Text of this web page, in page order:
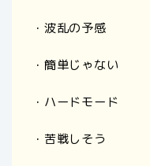
・波乱の予感
・簡単じゃない
・ハードモード
・苦戦しそう